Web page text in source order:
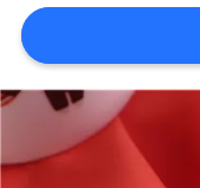
SITEMAP
PRIVACY
POLICY